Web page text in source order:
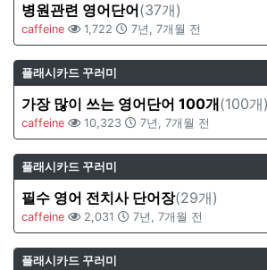
병원관련 영어단어(37개)
caffeine 1,722 7년, 7개월 전
플래시카드 꾸러미
가장 많이 쓰는 영어단어 100개(100개)
caffeine 10,323 7년, 7개월 전
플래시카드 꾸러미
필수 영어 전치사 단어장(29개)
caffeine 2,031 7년, 7개월 전
플래시카드 꾸러미